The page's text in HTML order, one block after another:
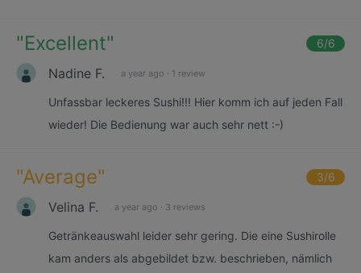
"Excellent" 6/6
Nadine F. a year ago · 1 review
Unfassbar leckeres Sushi!!! Hier komm ich auf jeden Fall
wieder! Die Bedienung war auch sehr nett :-)
"Average" 3/6
Velina F. a year ago · 3 reviews
Getränkeauswahl leider sehr gering. Die eine Sushirolle
kam anders als abgebildet bzw. beschrieben, nämlich